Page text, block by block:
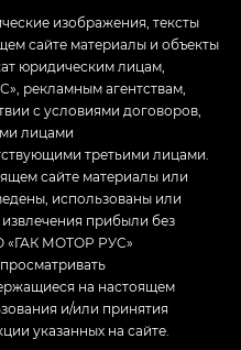
изображения, тексты
сайте материалы и объекты
юридическим лицам,
рекламным агентствам,
с условиями договоров,
лицами
третьими лицами.
сайте материалы или
использованы или
прибыли без
«ГАК МОТОР РУС»
на настоящем
и/или принятия
указанных на сайте.